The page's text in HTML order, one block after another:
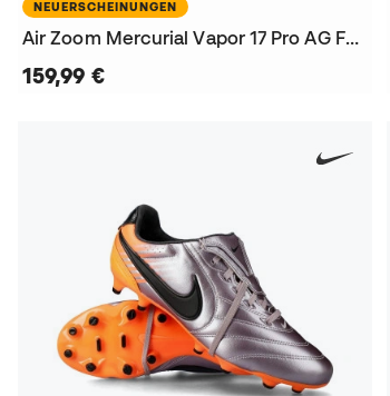
NEUERSCHEINUNGEN
Air Zoom Mercurial Vapor 17 Pro AG Fußballschuhe
159,99 €